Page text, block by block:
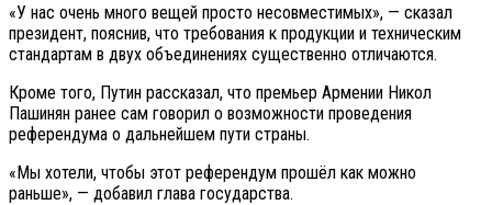
«У нас очень много вещей просто несовместимых», — сказал
президент, пояснив, что требования к продукции и техническим
стандартам в двух объединениях существенно отличаются.
Кроме того, Путин рассказал, что премьер Армении Никол
Пашинян ранее сам говорил о возможности проведения
референдума о дальнейшем пути страны.
«Мы хотели, чтобы этот референдум прошёл как можно
раньше», — добавил глава государства.